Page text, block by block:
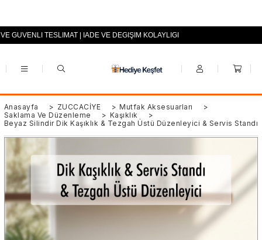
+90 (0553) 694 94 70
GÜVENLİ TESLİMAT | İADE VE DEĞİŞİM KOLAYLIĞI
Anasayfa > ZÜCCACİYE > Mutfak Aksesuarları
>
Saklama Ve Düzenleme
> Kaşıklık
>
Beyaz Silindir Dik Kaşıklık & Tezgah Üstü Düzenleyici & Servis Standı